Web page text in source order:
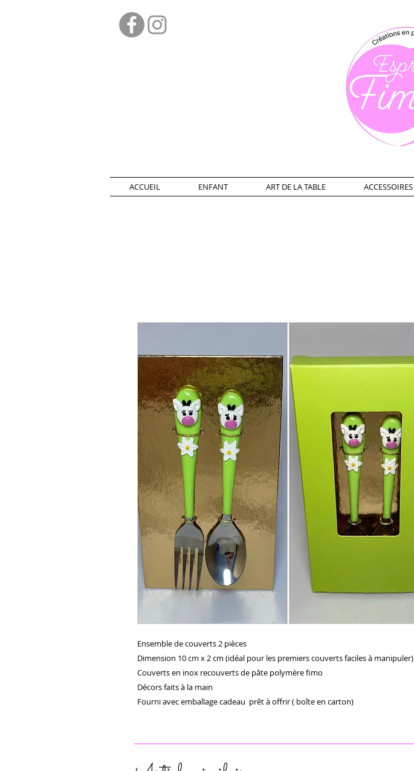
ACCUEIL ENFANT ART DE LA TABLE ACCESSOIRES
Ensemble de couverts 2 pièces
Dimension 10 cm x 2 cm (idéal pour les premiers couverts faciles à manipuler)
Couverts en inox recouverts de pâte polymère fimo
Décors faits à la main
Fourni avec emballage cadeau  prêt à offrir ( boîte en carton)